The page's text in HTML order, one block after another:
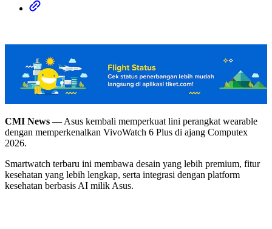
CMI News — Asus kembali memperkuat lini perangkat wearable
dengan memperkenalkan VivoWatch 6 Plus di ajang Computex
2026.
Smartwatch terbaru ini membawa desain yang lebih premium, fitur
kesehatan yang lebih lengkap, serta integrasi dengan platform
kesehatan berbasis AI milik Asus.